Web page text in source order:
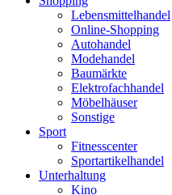
Lebensmittelhandel
Online-Shopping
Autohandel
Modehandel
Baumärkte
Elektrofachhandel
Möbelhäuser
Sonstige
Sport
Fitnesscenter
Sportartikelhandel
Unterhaltung
Kino